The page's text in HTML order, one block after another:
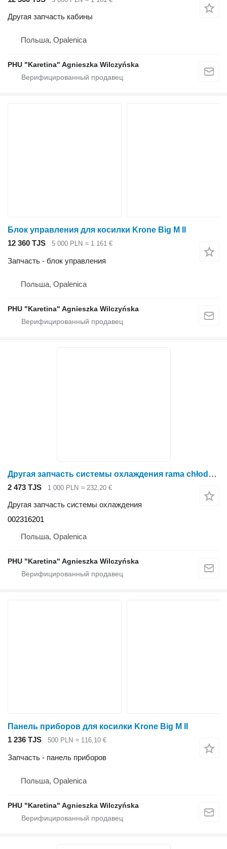
Другая запчасть кабины
Польша, Opalenica
PHU "Karetina" Agnieszka Wilczyńska
Блок управления для косилки Krone Big M II
12 360 TJS
5 000 PLN ≈ 1 161 €
Запчасть - блок управления
Польша, Opalenica
PHU "Karetina" Agnieszka Wilczyńska
Другая запчасть системы охлаждения rama chłodnicy 002316201 для косилки Krone Big M II
2 473 TJS 1 000 PLN ≈ 232,20 €
Другая запчасть системы охлаждения
002316201
Польша, Opalenica
PHU "Karetina" Agnieszka Wilczyńska
Панель приборов для косилки Krone Big M II
1 236 TJS
500 PLN ≈ 116,10 €
Запчасть - панель приборов
Польша, Opalenica
PHU "Karetina" Agnieszka Wilczyńska